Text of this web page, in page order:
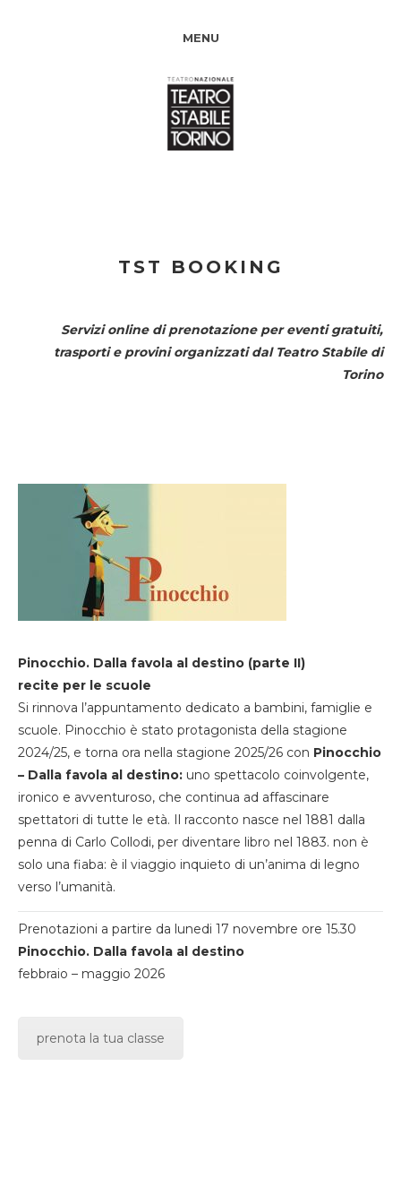
MENU
TST BOOKING
Servizi online di prenotazione per eventi gratuiti,
trasporti e provini organizzati dal Teatro Stabile di
Torino
Pinocchio. Dalla favola al destino (parte II)
recite per le scuole
Si rinnova l’appuntamento dedicato a bambini, famiglie e
scuole. Pinocchio è stato protagonista della stagione
2024/25, e torna ora nella stagione 2025/26 con Pinocchio
– Dalla favola al destino: uno spettacolo coinvolgente,
ironico e avventuroso, che continua ad affascinare
spettatori di tutte le età. Il racconto nasce nel 1881 dalla
penna di Carlo Collodi, per diventare libro nel 1883. non è
solo una fiaba: è il viaggio inquieto di un’anima di legno
verso l’umanità.
Prenotazioni a partire da lunedi 17 novembre ore 15.30
Pinocchio. Dalla favola al destino
febbraio – maggio 2026
prenota la tua classe